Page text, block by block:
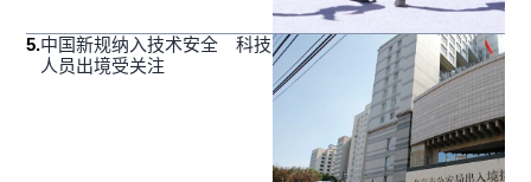
5.中国新规纳入技术安全 科技
人员出境受关注